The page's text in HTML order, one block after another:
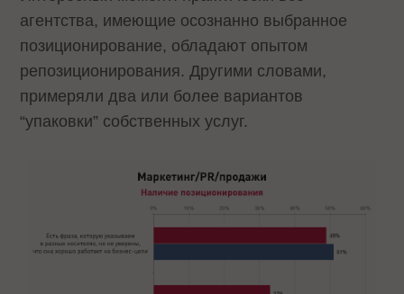
агентства, имеющие осознанно выбранное
позиционирование, обладают опытом
репозиционирования. Другими словами,
примеряли два или более вариантов
“упаковки” собственных услуг.